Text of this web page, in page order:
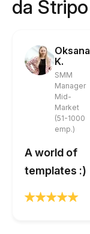
da Stripo
Oksana
K.
SMM
Manager
Mid-
Market
(51-1000
emp.)
A world of
templates :)